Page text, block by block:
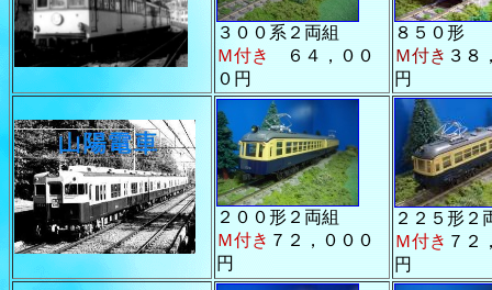
３００系２両組
Ｍ付き
６４，００
０円
８５０形
Ｍ付き ３８
円
２００形２両組
Ｍ付き ７２，０００
円
２２５形２
Ｍ付き ７２
円